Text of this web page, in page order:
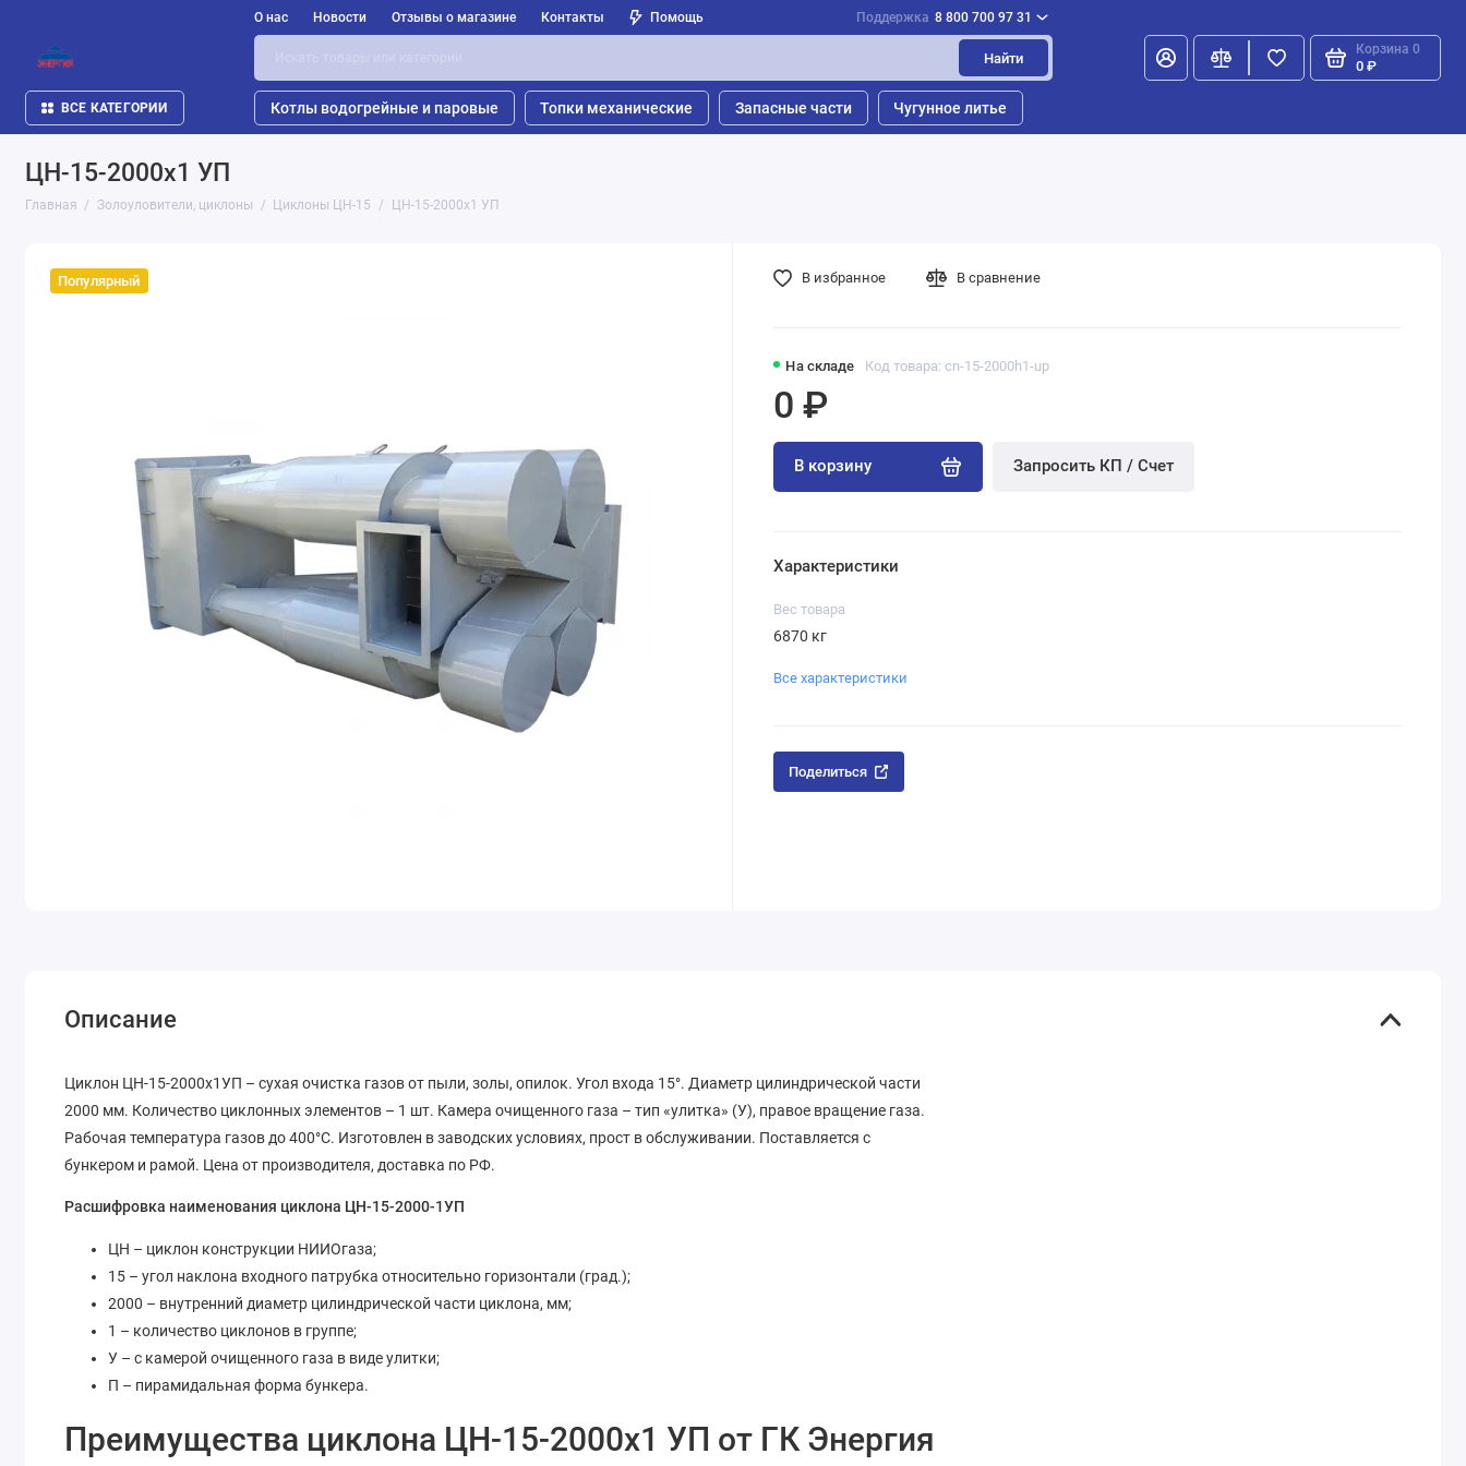
О нас Новости Отзывы о магазине Контакты Помощь Поддержка 8 800 700 97 31
Найти
Корзина 0
0 ₽
ВСЕ КАТЕГОРИИ Котлы водогрейные и паровые Топки механические Запасные части Чугунное литье
ЦН-15-2000х1 УП
Главная Золоуловители, циклоны Циклоны ЦН-15 ЦН-15-2000х1 УП
Популярный
На складе Код товара: cn-15-2000h1-up
0 ₽
В корзину Запросить КП / Счет
В избранное В сравнение
Характеристики
Вес товара
6870 кг
Все характеристики
Поделиться
Описание
Циклон ЦН-15-2000х1УП – сухая очистка газов от пыли, золы, опилок. Угол входа 15°. Диаметр цилиндрической части
2000 мм. Количество циклонных элементов – 1 шт. Камера очищенного газа – тип «улитка» (У), правое вращение газа.
Рабочая температура газов до 400°C. Изготовлен в заводских условиях, прост в обслуживании. Поставляется с
бункером и рамой. Цена от производителя, доставка по РФ.
Расшифровка наименования циклона ЦН-15-2000-1УП
ЦН – циклон конструкции НИИОгаза;
15 – угол наклона входного патрубка относительно горизонтали (град.);
2000 – внутренний диаметр цилиндрической части циклона, мм;
1 – количество циклонов в группе;
У – с камерой очищенного газа в виде улитки;
П – пирамидальная форма бункера.
Преимущества циклона ЦН-15-2000х1 УП от ГК Энергия